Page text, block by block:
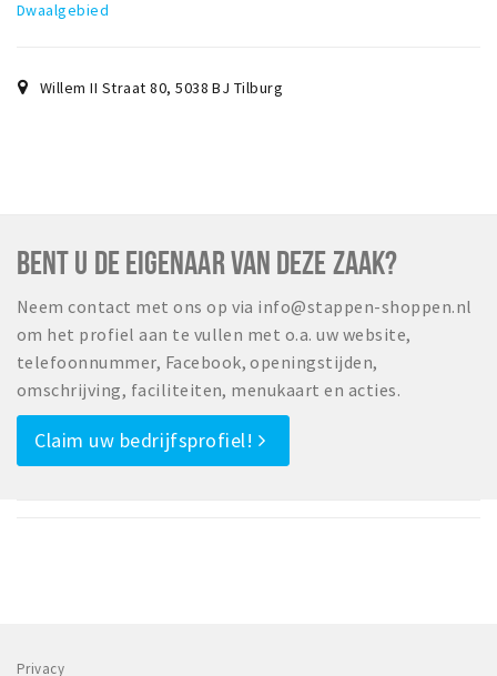
Inloggen
Dwaalgebied
Willem II Straat 80,5038 BJ Tilburg
BENT U DE EIGENAAR VAN DEZE ZAAK?
Neem contact met ons op via info@stappen-shoppen.nl
om het profiel aan te vullen met o.a. uw website,
telefoonnummer, Facebook, openingstijden,
omschrijving, faciliteiten, menukaart en acties.
Claim uw bedrijfsprofiel!
Privacy